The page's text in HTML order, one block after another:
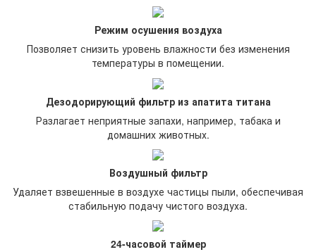
Режим осушения воздуха
Позволяет снизить уровень влажности без изменения
температуры в помещении.
Дезодорирующий фильтр из апатита титана
Разлагает неприятные запахи, например, табака и
домашних животных.
Воздушный фильтр
Удаляет взвешенные в воздухе частицы пыли, обеспечивая
стабильную подачу чистого воздуха.
24-часовой таймер